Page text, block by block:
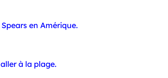
en Amérique.
à la plage.